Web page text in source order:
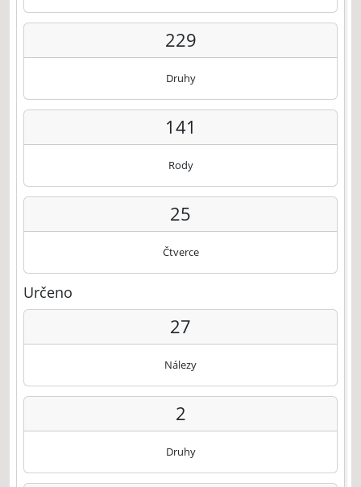
229
Druhy
141
Rody
25
Čtverce
Určeno
27
Nálezy
2
Druhy